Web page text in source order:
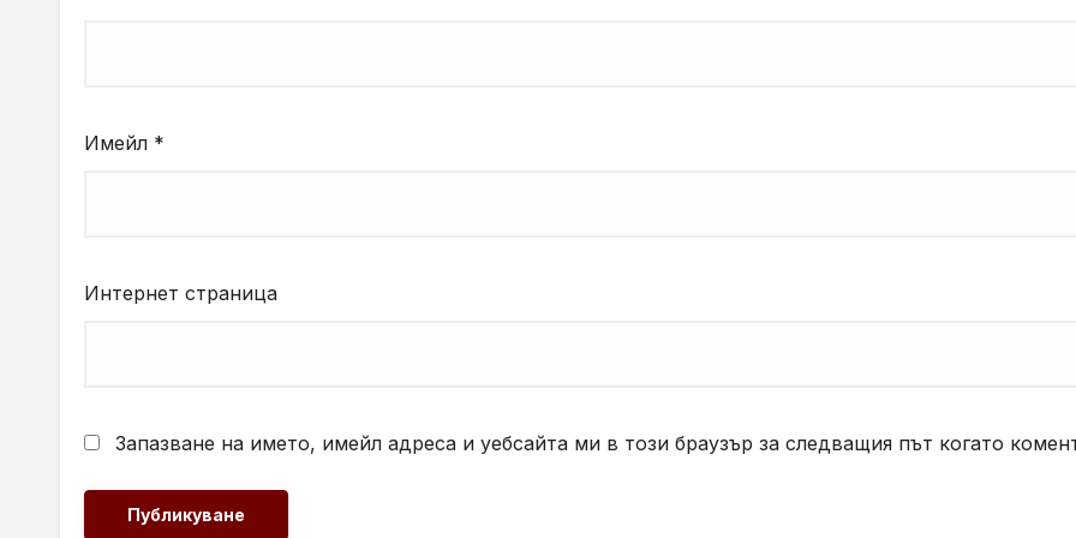
Имейл *
Интернет страница
Запазване на името, имейл адреса и уебсайта ми в този браузър за следващия път когато